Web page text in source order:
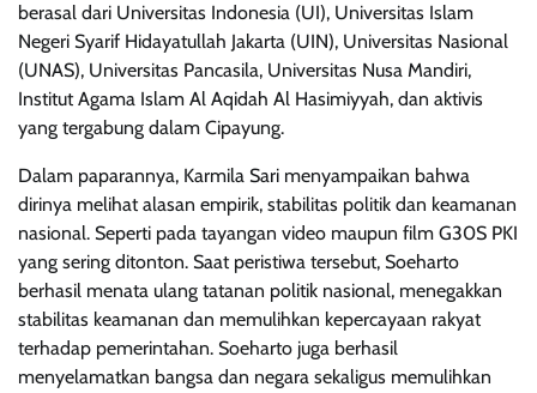
berasal dari Universitas Indonesia (UI), Universitas Islam
Negeri Syarif Hidayatullah Jakarta (UIN), Universitas Nasional
(UNAS), Universitas Pancasila, Universitas Nusa Mandiri,
Institut Agama Islam Al Aqidah Al Hasimiyyah, dan aktivis
yang tergabung dalam Cipayung.
Dalam paparannya, Karmila Sari menyampaikan bahwa
dirinya melihat alasan empirik, stabilitas politik dan keamanan
nasional. Seperti pada tayangan video maupun film G30S PKI
yang sering ditonton. Saat peristiwa tersebut, Soeharto
berhasil menata ulang tatanan politik nasional, menegakkan
stabilitas keamanan dan memulihkan kepercayaan rakyat
terhadap pemerintahan. Soeharto juga berhasil
menyelamatkan bangsa dan negara sekaligus memulihkan